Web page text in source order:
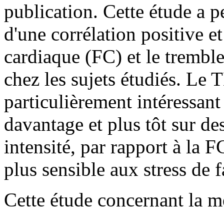
publication. Cette étude a
d'une corrélation positive
cardiaque (FC) et le
chez les sujets étudiés. Le
particulièrement
davantage et plus tôt sur
intensité, par rapport à la
plus sensible aux stress de
Cette étude concernant la